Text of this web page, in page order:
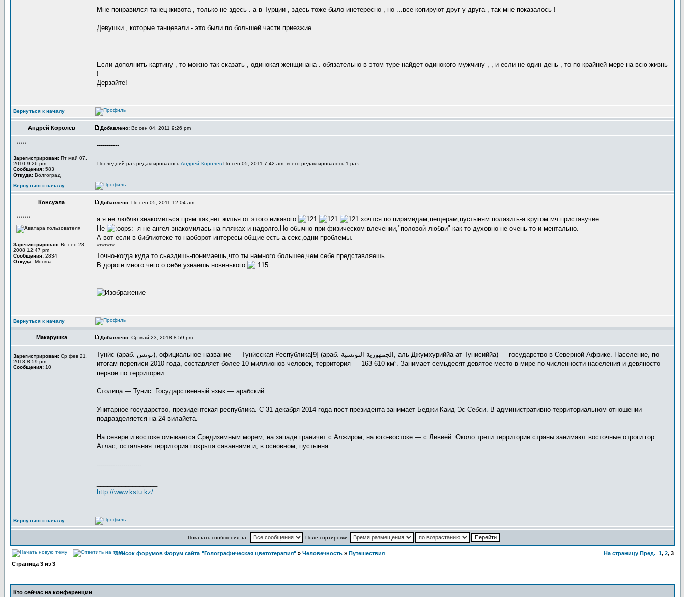
Мне понравился танец живота , только не здесь . а в Турции , здесь тоже было инетересно , но ...все копируют друг у друга , так мне показалось !
Девушки , которые танцевали - это были по большей части приезжие...
Если дополнить картину , то можно так сказать , одинокая женщинана . обязательно в этом туре найдет одинокого мужчину , , и если не один день , то по крайней мере на всю жизнь
!
Дерзайте!
Вернуться к началу
Андрей Королев Добавлено: Вс сен 04, 2011 9:26 pm
*****
Зарегистрирован: Пт май 07,
2010 9:26 pm
Сообщения: 583
Откуда: Волгоград
-----------
Последний раз редактировалось Андрей Королев Пн сен 05, 2011 7:42 am, всего редактировалось 1 раз.
Вернуться к началу
Консуэла Добавлено: Пн сен 05, 2011 12:04 am
*******
Зарегистрирован: Вс сен 28,
2008 12:47 pm
Сообщения: 2834
Откуда: Москва
а я не люблю знакомиться прям так,нет житья от этого никакого
хочтся по пирамидам,пещерам,пустыням полазить-а кругом мч приставучие..
Не
-я не ангел-знакомилась на пляжах и надолго.Но обычно при физическом влечении,"половой любви"-как то духовно не очень то и ментально.
А вот если в библиотеке-то наоборот-интересы общие есть-а секс,одни проблемы.
*******
Точно-когда куда то сьездишь-понимаешь,что ты намного большее,чем себе представляешь.
В дороге много чего о себе узнаешь новенького
Вернуться к началу
Макарушка Добавлено: Ср май 23, 2018 8:59 pm
Зарегистрирован: Ср фев 21,
2018 8:59 pm
Сообщения: 10
Туни́с (араб. تونس‎), официальное название — Туни́сская Респу́блика[9] (араб. الجمهورية التونسية‎, аль-Джумхуриййа ат-Тунисиййа) — государство в Северной Африке. Население, по
итогам переписи 2010 года, составляет более 10 миллионов человек, территория — 163 610 км². Занимает семьдесят девятое место в мире по численности населения и девяносто
первое по территории.
Столица — Тунис. Государственный язык — арабский.
Унитарное государство, президентская республика. С 31 декабря 2014 года пост президента занимает Беджи Каид Эс-Себси. В административно-территориальном отношении
подразделяется на 24 вилайета.
На севере и востоке омывается Средиземным морем, на западе граничит с Алжиром, на юго-востоке — с Ливией. Около трети территории страны занимают восточные отроги гор
Атлас, остальная территория покрыта саваннами и, в основном, пустынна.
----------------------
http://www.kstu.kz/
Вернуться к началу
Показать сообщения за: Поле сортировки
Список форумов Форум сайта "Голографическая цветотерапия" » Человечность » Путешествия На страницу Пред. 1, 2, 3
Страница 3 из 3
Кто сейчас на конференции